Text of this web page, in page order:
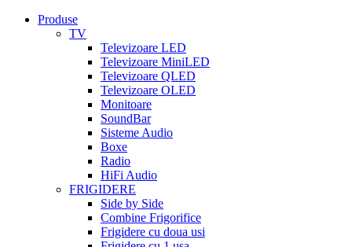
Produse
TV
Televizoare LED
Televizoare MiniLED
Televizoare QLED
Televizoare OLED
Monitoare
SoundBar
Sisteme Audio
Boxe
Radio
HiFi Audio
FRIGIDERE
Side by Side
Combine Frigorifice
Frigidere cu doua usi